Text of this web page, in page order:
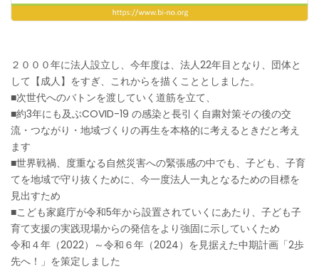
２０００年に法人設立し、今年度は、法人22年目となり、団体と
して【成人】をすぎ、これからを描くこととしました。
■次世代へのバトンを渡していく道筋を立て、
■約3年にも及ぶCOVID-19 の感染と長引く自粛対策その後の交
流・つながり・地域づくりの再生を本格的に考えるときだと考え
ます
■世界戦禍、度重なる自然災害への緊張感の中でも、子ども、子育
てを地域で守り抜くために、今一度法人一丸となるための目標を
見出すため
■こども家庭庁が令和5年から設置されていくにあたり、子ども子
育て支援の実践現場からの発信をより強固に示していくため
令和４年（2022）～令和６年（2024）を見据えた中期計画「2歩
先へ！」を策定しました